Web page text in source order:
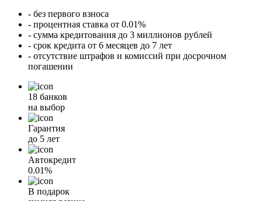
- без первого взноса
- процентная ставка от 0.01%
- сумма кредитования до 3 миллионов рублей
- срок кредита от 6 месяцев до 7 лет
- отсутствие штрафов и комиссий при досрочном
погашении
18 банков
на выбор
Гарантия
до 5 лет
Автокредит
0.01%
В подарок